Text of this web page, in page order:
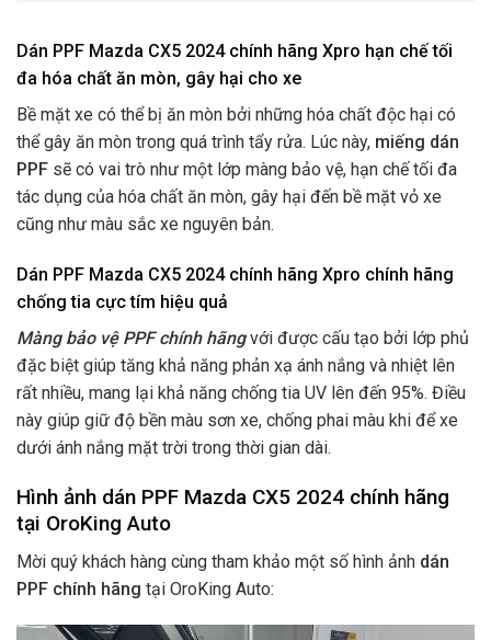
Dán PPF Mazda CX5 2024 chính hãng Xpro hạn chế tối
đa hóa chất ăn mòn, gây hại cho xe
Bề mặt xe có thể bị ăn mòn bởi những hóa chất độc hại có
thể gây ăn mòn trong quá trình tẩy rửa. Lúc này, miếng dán
PPF sẽ có vai trò như một lớp màng bảo vệ, hạn chế tối đa
tác dụng của hóa chất ăn mòn, gây hại đến bề mặt vỏ xe
cũng như màu sắc xe nguyên bản.
Dán PPF Mazda CX5 2024 chính hãng Xpro chính hãng
chống tia cực tím hiệu quả
Màng bảo vệ PPF chính hãngvới được cấu tạo bởi lớp phủ
đặc biệt giúp tăng khả năng phản xạ ánh nắng và nhiệt lên
rất nhiều, mang lại khả năng chống tia UV lên đến 95%. Điều
này giúp giữ độ bền màu sơn xe, chống phai màu khi để xe
dưới ánh nắng mặt trời trong thời gian dài.
Hình ảnh dán PPF Mazda CX5 2024 chính hãng
tại OroKing Auto
Mời quý khách hàng cùng tham khảo một số hình ảnh dán
PPF chính hãng tại OroKing Auto: